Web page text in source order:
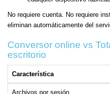
No requiere cuenta. No requiere
eliminan automáticamente del
Conversor online vs
escritorio
Característica
Archivos por sesión